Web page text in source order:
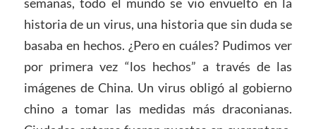
historia de un virus, una historia que sin duda se
basaba en hechos. ¿Pero en cuáles? Pudimos ver
por primera vez “los hechos” a través de las
imágenes de China. Un virus obligó al gobierno
chino a tomar las medidas más draconianas.